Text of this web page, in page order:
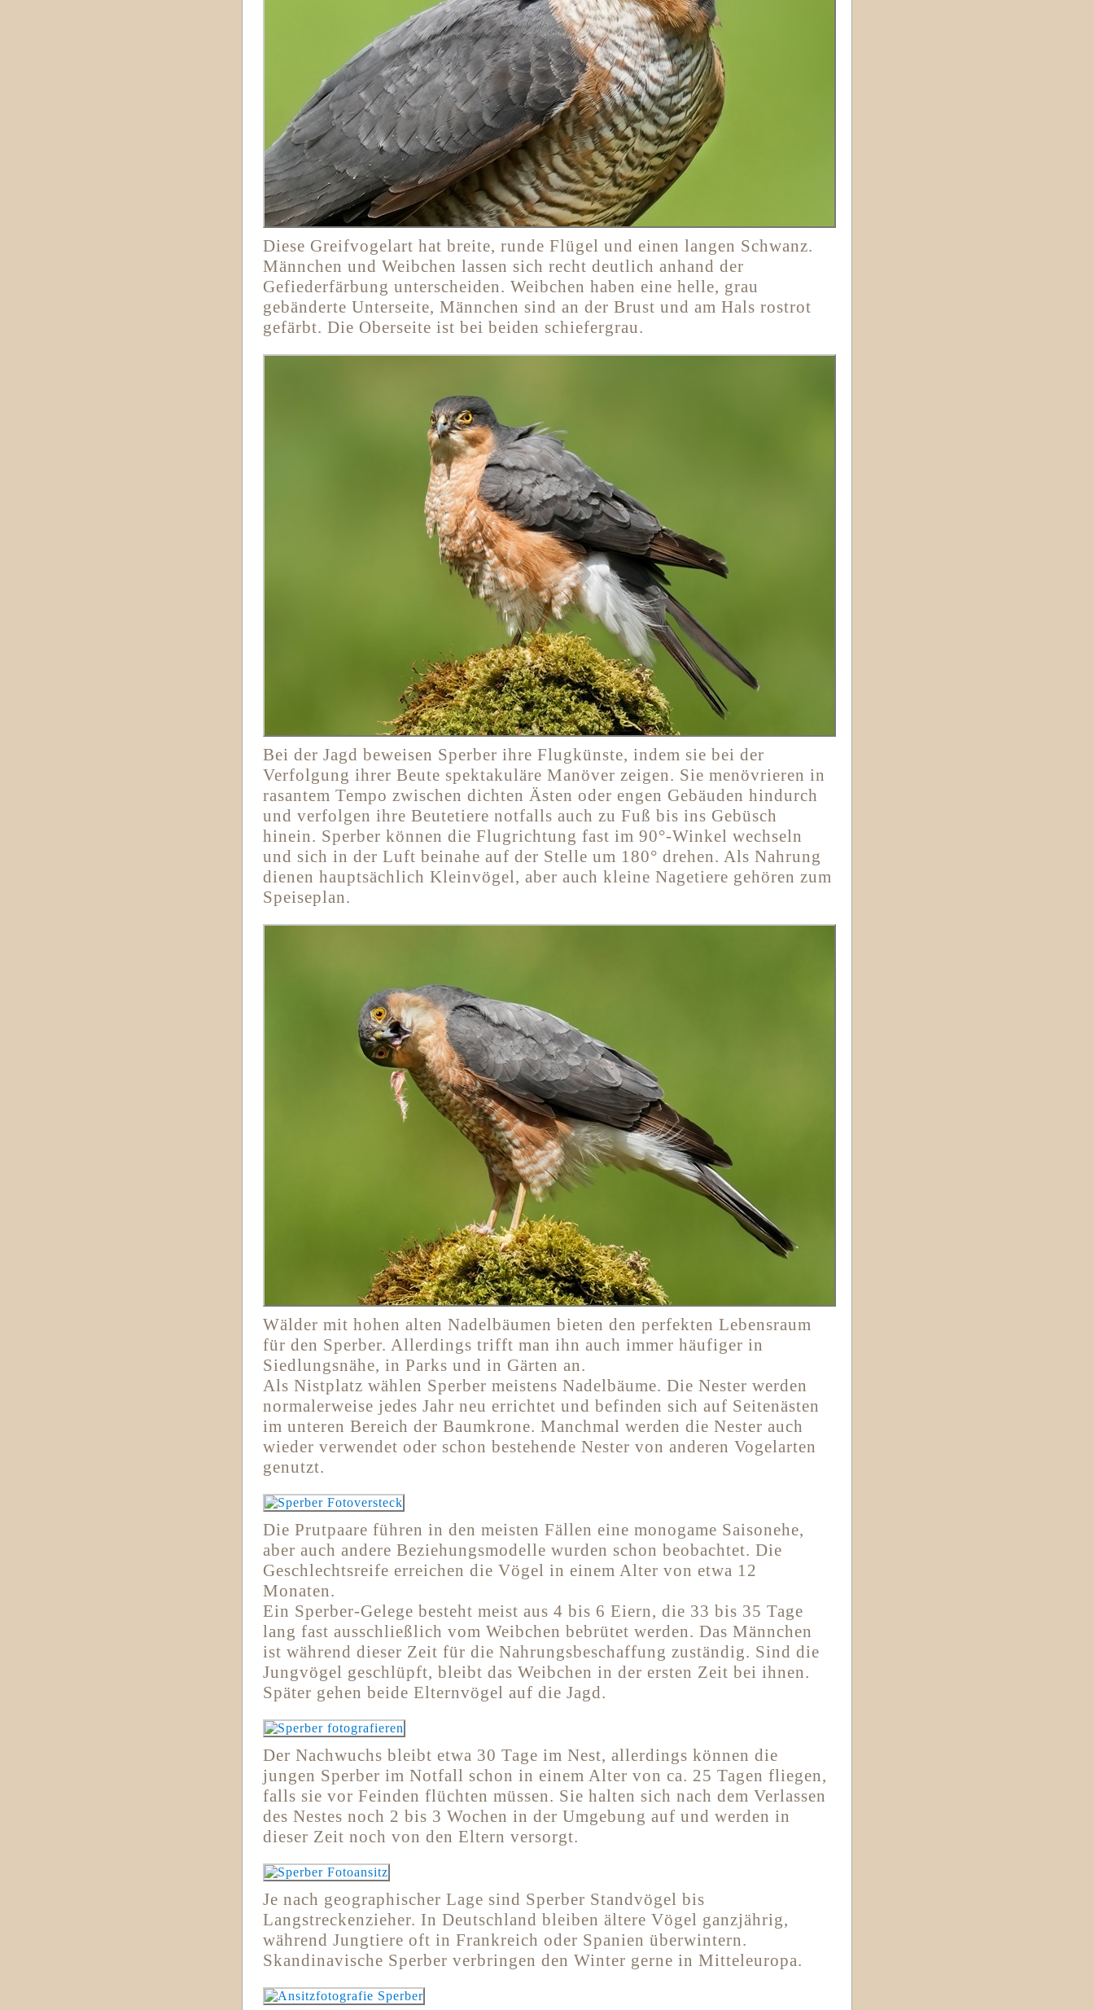
Diese Greifvogelart hat breite, runde Flügel und einen langen Schwanz.
Männchen und Weibchen lassen sich recht deutlich anhand der
Gefiederfärbung unterscheiden. Weibchen haben eine helle, grau
gebänderte Unterseite, Männchen sind an der Brust und am Hals rostrot
gefärbt. Die Oberseite ist bei beiden schiefergrau.
Bei der Jagd beweisen Sperber ihre Flugkünste, indem sie bei der
Verfolgung ihrer Beute spektakuläre Manöver zeigen. Sie menövrieren in
rasantem Tempo zwischen dichten Ästen oder engen Gebäuden hindurch
und verfolgen ihre Beutetiere notfalls auch zu Fuß bis ins Gebüsch
hinein. Sperber können die Flugrichtung fast im 90°-Winkel wechseln
und sich in der Luft beinahe auf der Stelle um 180° drehen. Als Nahrung
dienen hauptsächlich Kleinvögel, aber auch kleine Nagetiere gehören zum
Speiseplan.
Wälder mit hohen alten Nadelbäumen bieten den perfekten Lebensraum
für den Sperber. Allerdings trifft man ihn auch immer häufiger in
Siedlungsnähe, in Parks und in Gärten an.
Als Nistplatz wählen Sperber meistens Nadelbäume. Die Nester werden
normalerweise jedes Jahr neu errichtet und befinden sich auf Seitenästen
im unteren Bereich der Baumkrone. Manchmal werden die Nester auch
wieder verwendet oder schon bestehende Nester von anderen Vogelarten
genutzt.
Die Prutpaare führen in den meisten Fällen eine monogame Saisonehe,
aber auch andere Beziehungsmodelle wurden schon beobachtet. Die
Geschlechtsreife erreichen die Vögel in einem Alter von etwa 12
Monaten.
Ein Sperber-Gelege besteht meist aus 4 bis 6 Eiern, die 33 bis 35 Tage
lang fast ausschließlich vom Weibchen bebrütet werden. Das Männchen
ist während dieser Zeit für die Nahrungsbeschaffung zuständig. Sind die
Jungvögel geschlüpft, bleibt das Weibchen in der ersten Zeit bei ihnen.
Später gehen beide Elternvögel auf die Jagd.
Der Nachwuchs bleibt etwa 30 Tage im Nest, allerdings können die
jungen Sperber im Notfall schon in einem Alter von ca. 25 Tagen fliegen,
falls sie vor Feinden flüchten müssen. Sie halten sich nach dem Verlassen
des Nestes noch 2 bis 3 Wochen in der Umgebung auf und werden in
dieser Zeit noch von den Eltern versorgt.
Je nach geographischer Lage sind Sperber Standvögel bis
Langstreckenzieher. In Deutschland bleiben ältere Vögel ganzjährig,
während Jungtiere oft in Frankreich oder Spanien überwintern.
Skandinavische Sperber verbringen den Winter gerne in Mitteleuropa.